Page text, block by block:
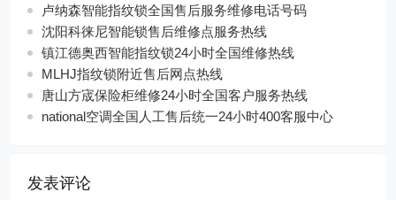
卢纳森智能指纹锁全国售后服务维修电话号码
沈阳科徕尼智能锁售后维修点服务热线
镇江德奥西智能指纹锁24小时全国维修热线
MLHJ指纹锁附近售后网点热线
唐山方宬保险柜维修24小时全国客户服务热线
national空调全国人工售后统一24小时400客服中心
发表评论